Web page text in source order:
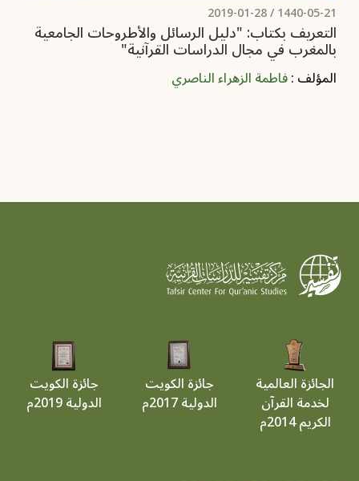
1440-05-21 /
2019-01-28
التعريف بكتاب: "دليل الرسائل والأطروحات الجامعية
بالمغرب في مجال الدراسات القرآنية"
المؤلف :فاطمة الزهراء الناصري
الجائزة العالمية
لخدمة القرآن
الكريم 2014م
جائزة الكويت
الدولية 2017م
جائزة الكويت
الدولية 2019م